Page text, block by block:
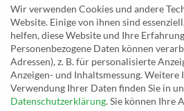
Inh. Rolf Eggert
Paulstraße 2a
19249 Lübtheen
Telefon: +493885551353
Wir verwenden Cookies und andere
Website. Einige von ihnen sind
helfen, diese Website und Ihre
Personenbezogene Daten können
Adressen), z. B. für personalisierte
Anzeigen- und Inhaltsmessung.Weitere
Verwendung Ihrer Daten finden Sie in
Datenschutzerklärung.Sie können Ihre